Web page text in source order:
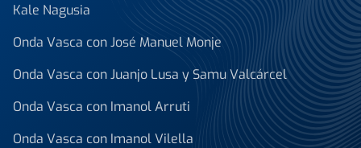
Kale Nagusia
Onda Vasca con José Manuel Monje
Onda Vasca con Juanjo Lusa y Samu Valcárcel
Onda Vasca con Imanol Arruti
Onda Vasca con Imanol Vilella